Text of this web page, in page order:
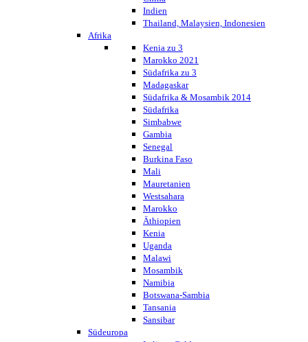
Indien
Thailand, Malaysien, Indonesien
Afrika
Kenia zu 3
Marokko 2021
Südafrika zu 3
Madagaskar
Südafrika & Mosambik 2014
Südafrika
Simbabwe
Gambia
Senegal
Burkina Faso
Mali
Mauretanien
Westsahara
Marokko
Äthiopien
Kenia
Uganda
Malawi
Mosambik
Namibia
Botswana-Sambia
Tansania
Sansibar
Südeuropa